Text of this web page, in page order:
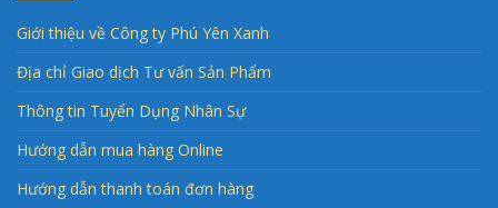
Giới thiệu về Công ty Phú Yên Xanh
Địa chỉ Giao dịch Tư vấn Sản Phẩm
Thông tin Tuyển Dụng Nhân Sự
Hướng dẫn mua hàng Online
Hướng dẫn thanh toán đơn hàng